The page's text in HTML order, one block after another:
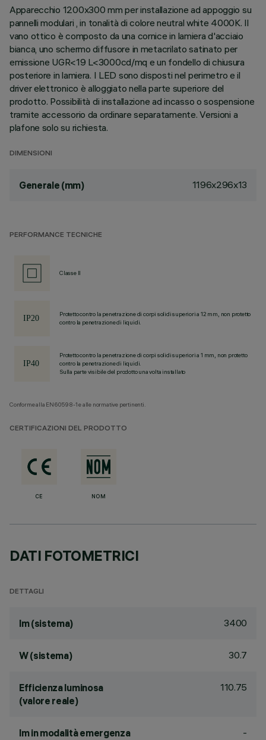
Apparecchio 1200x300 mm per installazione ad appoggio su
pannelli modulari , in tonalità di colore neutral white 4000K. Il
vano ottico è composto da una cornice in lamiera d'acciaio
bianca, uno schermo diffusore in metacrilato satinato per
emissione UGR<19 L<3000cd/mq e un fondello di chiusura
posteriore in lamiera. I LED sono disposti nel perimetro e il
driver elettronico è alloggiato nella parte superiore del
prodotto. Possibilità di installazione ad incasso o sospensione
tramite accessorio da ordinare separatamente. Versioni a
plafone solo su richiesta.
DIMENSIONI
Generale (mm) 1196x296x13
PERFORMANCE TECNICHE
Classe II
Protetto contro la penetrazione di corpi solidi superiori a 12 mm, non protetto
contro la penetrazione di liquidi.
Protetto contro la penetrazione di corpi solidi superiori a 1 mm, non protetto
contro la penetrazione di liquidi.
Sulla parte visibile del prodotto una volta installato
Conforme alla EN60598-1 e alle normative pertinenti.
CERTIFICAZIONI DEL PRODOTTO
CE NOM
DATI FOTOMETRICI
DETTAGLI
lm (sistema) 3400
W (sistema) 30.7
Efficienza luminosa
(valore reale)
110.75
lm in modalità emergenza -